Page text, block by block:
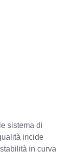
sistema di
incide
in curva